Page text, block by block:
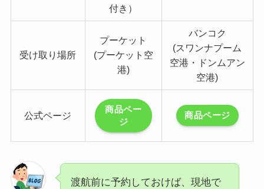
付き）
受け取り場所
プーケット
(プーケット空
港)
バンコク
(スワンナプーム
空港・ドンムアン
空港)
公式ページ
商品ペー
ジ
商品ページ
渡航前に予約しておけば、現地で